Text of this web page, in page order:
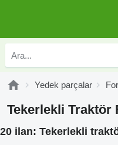
Yedek parçalar
Tekerlekli Traktör
20 ilan: Tekerlekli